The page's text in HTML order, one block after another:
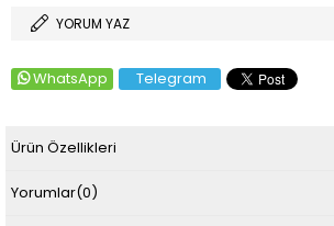
YORUM YAZ
WhatsApp Telegram
Ürün Özellikleri
Yorumlar(0)